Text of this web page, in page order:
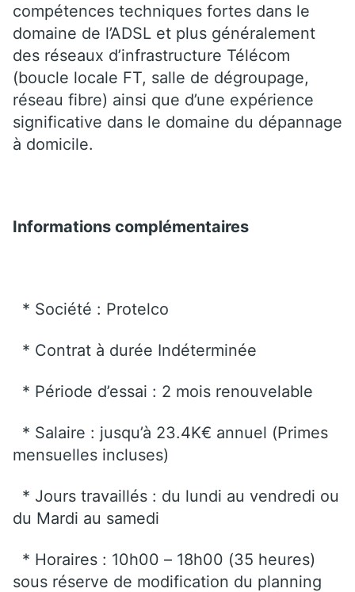
compétences techniques fortes dans le
domaine de l’ADSL et plus généralement
des réseaux d’infrastructure Télécom
(boucle locale FT, salle de dégroupage,
réseau fibre) ainsi que d’une expérience
significative dans le domaine du dépannage
à domicile.
Informations complémentaires
* Société : Protelco
* Contrat à durée Indéterminée
* Période d’essai : 2 mois renouvelable
* Salaire : jusqu’à 23.4K€ annuel (Primes
mensuelles incluses)
* Jours travaillés : du lundi au vendredi ou
du Mardi au samedi
* Horaires : 10h00 – 18h00 (35 heures)
sous réserve de modification du planning